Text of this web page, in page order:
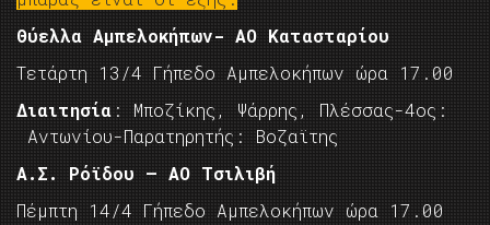
Θύελλα Αμπελοκήπων- ΑΟ Κατασταρίου
Τετάρτη 13/4 Γήπεδο Αμπελοκήπων ώρα 17.00
Διαιτησία : Μποζίκης, Ψάρρης, Πλέσσας-4ος:
Αντωνίου-Παρατηρητής: Bοζαϊτης
Α.Σ. Ρόϊδου – AO Τσιλιβή
Πέμπτη 14/4 Γήπεδο Αμπελοκήπων ώρα 17.00